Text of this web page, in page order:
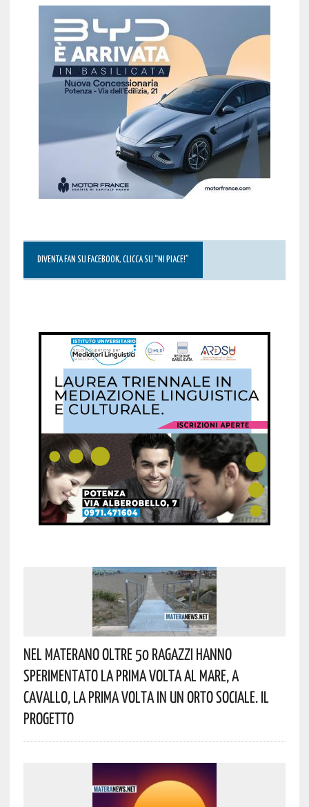
DIVENTA FAN SU FACEBOOK, CLICCA SU “MI PIACE!”
Nel Materano Oltre 50 Ragazzi Hanno
Sperimentato La Prima Volta Al Mare, A
Cavallo, La Prima Volta In Un Orto Sociale. Il
Progetto